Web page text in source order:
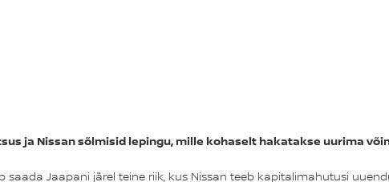
ja Nissan sõlmisid lepingu, mille kohaselt hakatakse uurima
saada Jaapani järel teine riik, kus Nissan teeb kapitalimahutusi